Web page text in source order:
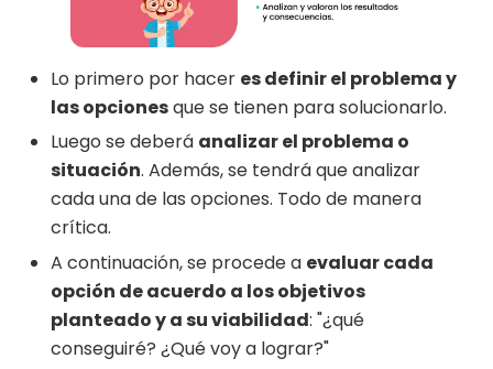
Lo primero por hacer es definir el problema y
las opcionesque se tienen para solucionarlo.
Luego se deberá analizar el problema o
situación. Además, se tendrá que analizar
cada una de las opciones. Todo de manera
crítica.
A continuación, se procede a evaluar cada
opción de acuerdo a los objetivos
planteado y a su viabilidad: "¿qué
conseguiré? ¿Qué voy a lograr?"